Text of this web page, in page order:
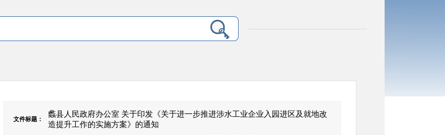
文件标题 ：
蠡县人民政府办公室 关于印发《关于进一步推进涉水工业企业入园进区及就地改
造提升工作的实施方案》的通知